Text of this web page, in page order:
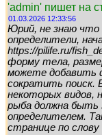
'admin' пишет на
01.03.2026 12:33:56
Юрий, не знаю что
определители,
https://pilife.ru/
форму тела,
можете добавить
сократить поиск.
некоторых видов,
рыба должна быть
определителем.
странице по слову